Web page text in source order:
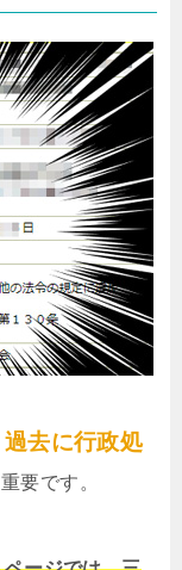
過去に行政処
要です。